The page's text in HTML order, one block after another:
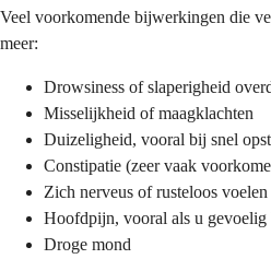
Veel voorkomende bijwerkingen die
meer:
Drowsiness of slaperigheid
Misselijkheid of maagklachten
Duizeligheid, vooral bij snel
Constipatie (zeer vaak
Zich nerveus of rusteloos
Hoofdpijn, vooral als u gevoelig
Droge mond